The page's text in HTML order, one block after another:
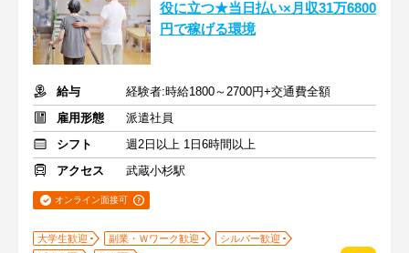
役に立つ★当日払い×月収31万6800
円で稼げる環境
給与
経験者:時給1800～2700円+交通費全額
雇用形態
派遣社員
シフト
週2日以上 1日6時間以上
アクセス
武蔵小杉駅
オンライン面接可
大学生歓迎 副業・Ｗワーク歓迎
シルバー歓迎